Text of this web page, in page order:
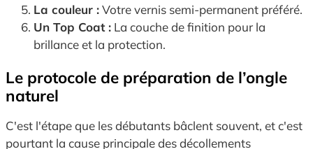
La couleur :Votre vernis semi-permanent préféré.
Un Top Coat : La couche de finition pour la
brillance et la protection.
Le protocole de préparation de l’ongle
naturel
C'est l'étape que les débutants bâclent souvent, et c'est
pourtant la cause principale des décollements